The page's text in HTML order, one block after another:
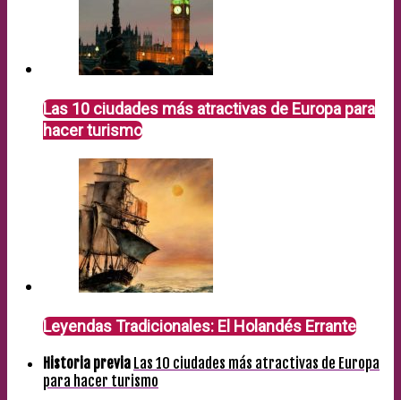
Las 10 ciudades más atractivas de Europa para
hacer turismo
Leyendas Tradicionales: El Holandés Errante
Historia previa Las 10 ciudades más atractivas de Europa
para hacer turismo